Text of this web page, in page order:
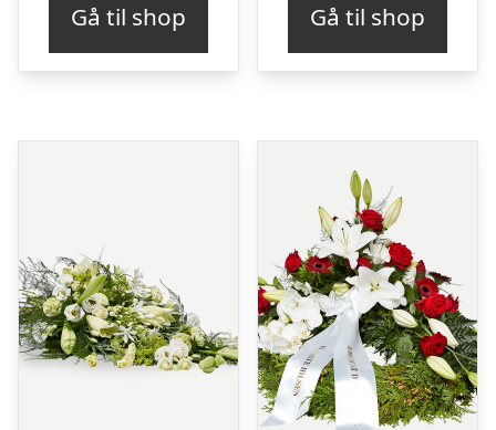
Gå til shop Gå til shop